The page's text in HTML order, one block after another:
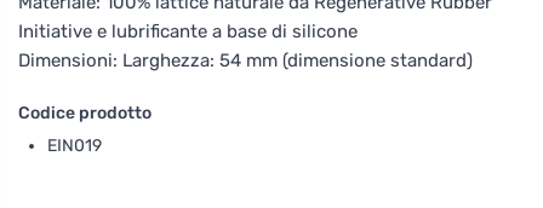
Initiative e lubrificante a base di silicone
Dimensioni: Larghezza: 54 mm (dimensione standard)
Codice prodotto
EIN019